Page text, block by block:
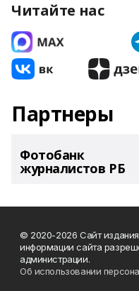
Читайте нас
Партнеры
Фотобанк
журналистов РБ
© 2020-2026 Сайт
информации сайта
администрации.
Об использовании